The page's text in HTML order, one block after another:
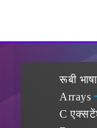
रूबी
Arrays
C